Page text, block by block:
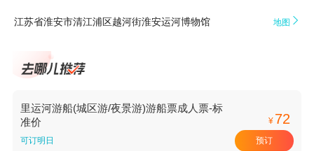
江苏省淮安市清江浦区越河街淮安运河博物馆 地图 
里运河游船(城区游/夜景游)游船票成人票-标
准价
可订明日
¥ 72
预订